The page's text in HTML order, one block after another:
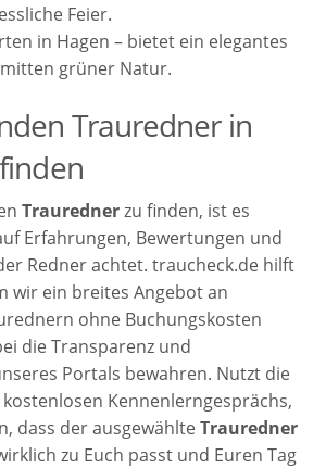
Feier.
in Hagen – bietet ein elegantes
grüner Natur.
Trauredner in
Traurednerzu finden, ist es
Erfahrungen, Bewertungen und
Redner achtet. traucheck.de hilft
wir ein breites Angebot an
ohne Buchungskosten
die Transparenz und
Portals bewahren. Nutzt die
Kennenlerngesprächs,
dass der ausgewählteTrauredner
zu Euch passt und Euren Tag